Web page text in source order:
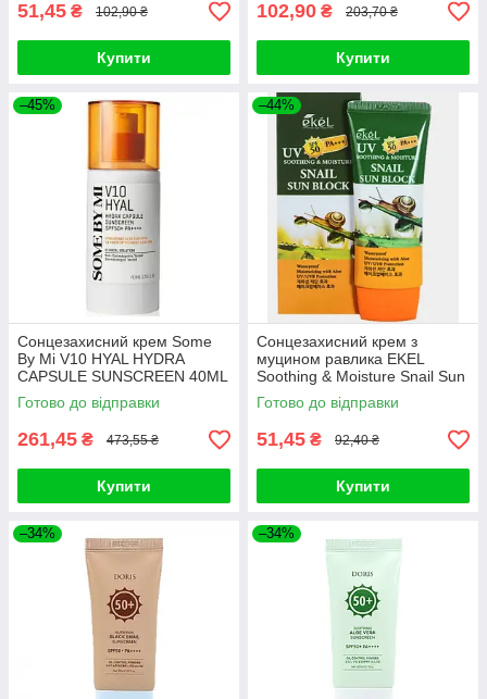
51,45 ₴ 102,90 ₴
Купити
102,90 ₴ 203,70 ₴
Купити
–45%
Сонцезахисний крем Some
By Mi V10 HYAL HYDRA
CAPSULE SUNSCREEN 40ML
Готово до відправки
261,45 ₴ 473,55 ₴
Купити
–44%
Сонцезахисний крем з
муцином равлика EKEL
Soothing & Moisture Snail Sun
Block 70ml
Готово до відправки
51,45 ₴ 92,40 ₴
Купити
–34% –34%